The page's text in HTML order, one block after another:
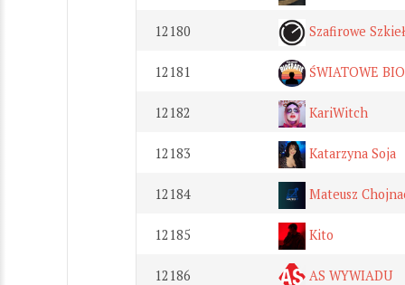
12180 Szafirowe
12181 ŚWIATOWE
12182 KariWitch
12183 Katarzyna Soja
12184 Mateusz
12185 Kito
12186 AS WYWIADU